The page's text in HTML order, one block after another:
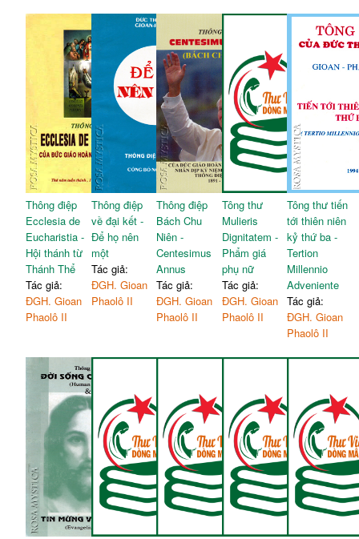
Thông điệp
Ecclesia de
Eucharistia -
Hội thánh từ
Thánh Thể
Tác giả:
ĐGH. Gioan
Phaolô II
Thông điệp
về đại kết -
Để họ nên
một
Tác giả:
ĐGH. Gioan
Phaolô II
Thông điệp
Bách Chu
Niên -
Centesimus
Annus
Tác giả:
ĐGH. Gioan
Phaolô II
Tông thư
Mulieris
Dignitatem -
Phẩm giá
phụ nữ
Tác giả:
ĐGH. Gioan
Phaolô II
Tông thư tiến
tới thiên niên
kỷ thứ ba -
Tertion
Millennio
Adveniente
Tác giả:
ĐGH. Gioan
Phaolô II